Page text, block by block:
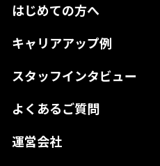
はじめての方へ
キャリアアップ例
スタッフインタビュー
よくあるご質問
運営会社
奈良県
和歌山県
島根県
山口県
徳島県
熊本県
宮崎県